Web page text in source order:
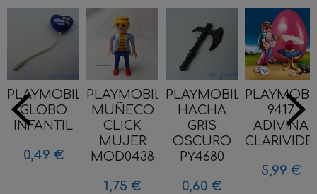
PLAYMOBIL
GLOBO
INFANTIL
0,49 €
PLAYMOBIL
MUÑECO
CLICK
MUJER
MOD0438
1,75 €
PLAYMOBIL
HACHA
GRIS
OSCURO
PY4680
0,60 €
9417
ADIVINA
5,99 €